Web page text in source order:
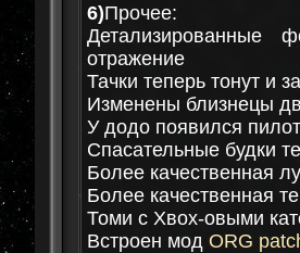
6)Прочее:
Детализированные
отражение
Тачки теперь тонут и
Изменены близнецы
У додо появился
Спасательные будки
Более качественная
Более качественная
Томи с Хвох-овыми
Встроен мод ORG